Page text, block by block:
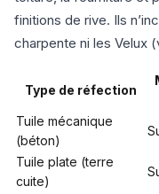
finitions de rive. Ils
charpente ni les Velux
Type de réfection
Tuile mécanique
(béton)
Tuile plate (terre
cuite)